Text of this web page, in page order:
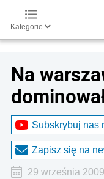
Kategorie
Na
Subskrybuj nas
Zapisz się na
29 września